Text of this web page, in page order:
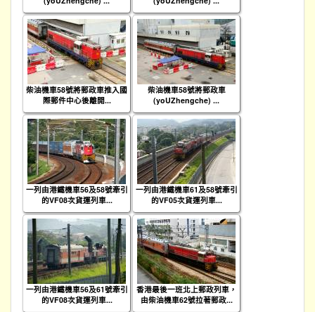
柴油機車58號將郵政車推入國
際郵件中心後離開...
柴油機車58號將郵政車
(yoUZhengche) ...
一列由港鐵機車56及58號牽引
的VF08次貨運列車...
一列由港鐵機車61及58號牽引
的VF05次貨運列車...
一列由港鐵機車56及61號牽引
的VF08次貨運列車...
香港最後一班北上郵政列車，
由柴油機車62號拉著郵政...